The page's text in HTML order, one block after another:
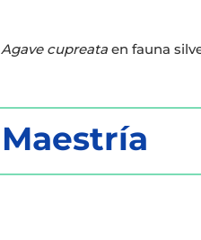
Agave cupreata en fauna
Maestría